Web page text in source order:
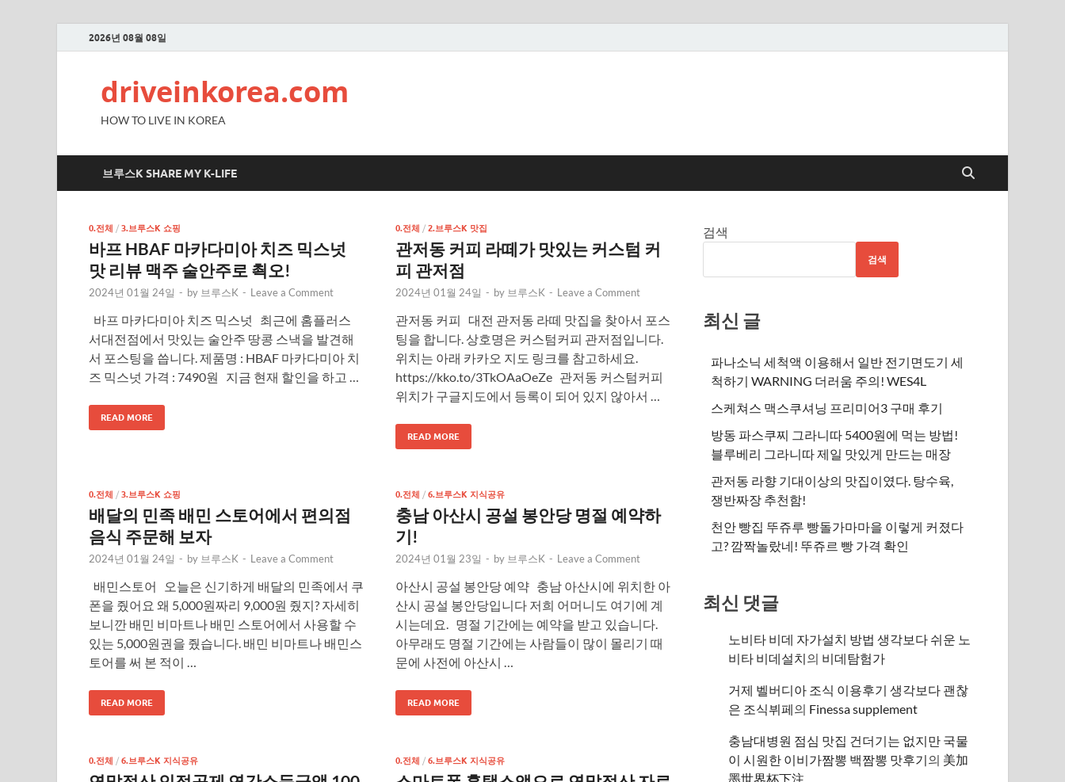
2026년 08월 08일
driveinkorea.com
HOW TO LIVE IN KOREA
브루스K SHARE MY K-LIFE
0.전체 / 3.브루스K 쇼핑
바프 HBAF 마카다미아 치즈 믹스넛
맛 리뷰 맥주 술안주로 쵝오!
2024년 01월 24일 - by 브루스K - Leave a Comment
바프 마카다미아 치즈 믹스넛 최근에 홈플러스
서대전점에서 맛있는 술안주 땅콩 스낵을 발견해
서 포스팅을 씁니다. 제품명 : HBAF 마카다미아 치
즈 믹스넛 가격 : 7490원 지금 현재 할인을 하고 …
READ MORE
0.전체 / 2.브루스K 맛집
관저동 커피 라떼가 맛있는 커스텀 커
피 관저점
2024년 01월 24일 - by 브루스K - Leave a Comment
관저동 커피 대전 관저동 라떼 맛집을 찾아서 포스
팅을 합니다. 상호명은 커스텀커피 관저점입니다.
위치는 아래 카카오 지도 링크를 참고하세요.
https://kko.to/3TkOAaOeZe 관저동 커스텀커피
위치가 구글지도에서 등록이 되어 있지 않아서 …
READ MORE
0.전체 / 3.브루스K 쇼핑
배달의 민족 배민 스토어에서 편의점
음식 주문해 보자
2024년 01월 24일 - by 브루스K - Leave a Comment
배민스토어 오늘은 신기하게 배달의 민족에서 쿠
폰을 줬어요 왜 5,000원짜리 9,000원 줬지? 자세히
보니깐 배민 비마트나 배민 스토어에서 사용할 수
있는 5,000원권을 줬습니다. 배민 비마트나 배민스
토어를 써 본 적이 …
READ MORE
0.전체 / 6.브루스K 지식공유
충남 아산시 공설 봉안당 명절 예약하
기!
2024년 01월 23일 - by 브루스K - Leave a Comment
아산시 공설 봉안당 예약 충남 아산시에 위치한 아
산시 공설 봉안당입니다 저희 어머니도 여기에 계
시는데요. 명절 기간에는 예약을 받고 있습니다.
아무래도 명절 기간에는 사람들이 많이 몰리기 때
문에 사전에 아산시 …
READ MORE
0.전체 / 6.브루스K 지식공유 0.전체 / 6.브루스K 지식공유
검색
검색
최신 글
파나소닉 세척액 이용해서 일반 전기면도기 세
척하기 WARNING 더러움 주의! WES4L
스케쳐스 맥스쿠셔닝 프리미어3 구매 후기
방동 파스쿠찌 그라니따 5400원에 먹는 방법!
블루베리 그라니따 제일 맛있게 만드는 매장
관저동 라향 기대이상의 맛집이였다. 탕수육,
쟁반짜장 추천함!
천안 빵집 뚜쥬루 빵돌가마마을 이렇게 커졌다
고? 깜짝놀랐네! 뚜쥬르 빵 가격 확인
최신 댓글
노비타 비데 자가설치 방법 생각보다 쉬운 노
비타 비데설치의 비데탐험가
거제 벨버디아 조식 이용후기 생각보다 괜찮
은 조식뷔페의 ​Finessa supplement
충남대병원 점심 맛집 건더기는 없지만 국물
이 시원한 이비가짬뽕 백짬뽕 맛후기의 美加
墨世界杯下注